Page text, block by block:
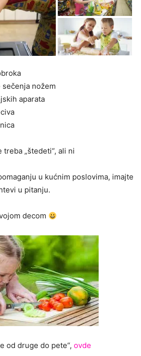
nožem
aparata
„štedeti“, ali ni
u kućnim poslovima, imajte
u pitanju.
decom
od druge do pete“, ovde